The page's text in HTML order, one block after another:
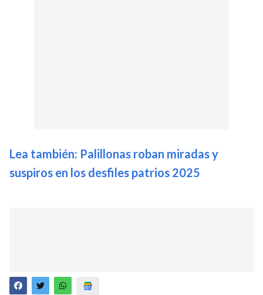
Lea también: Palillonas roban miradas y
suspiros en los desfiles patrios 2025